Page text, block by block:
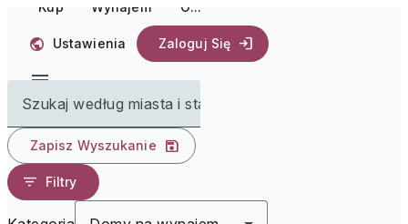
Kup Wynajem O...
Ustawienia Zaloguj Się
Szukaj według miasta i stanu
Zapisz Wyszukanie
Filtry